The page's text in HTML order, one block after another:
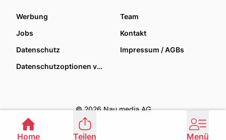
Werbung
Team
Jobs
Kontakt
Datenschutz
Impressum / AGBs
Datenschutzoptionen verwalten
© 2026 Nau media AG
Home Teilen Menü